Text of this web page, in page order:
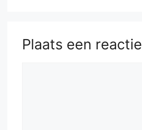
Plaats een reactie